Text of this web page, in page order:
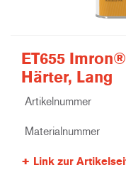
ET655
Härter, Lang
Artikelnummer
Materialnummer
Link zur